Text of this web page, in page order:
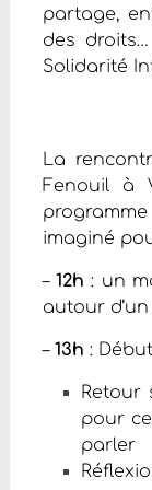
partage,
des
Solidarité
La
Fenouil à
imaginé
–12h : un
autour
– 13h :
Retour
pour
parler